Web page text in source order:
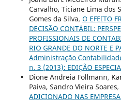
Carvalho, Ticiane Lima dos
Gomes da Silva, O EFEITO
DECISÃO CONTÁBIL:
PROFISSIONAIS DE
RIO GRANDE DO NORTE E
Administração
n. 3 (2013): EDIÇÃO
Dione Andreia Follmann,
Paiva, Sandro Vieira Soares,
ADICIONADO NAS